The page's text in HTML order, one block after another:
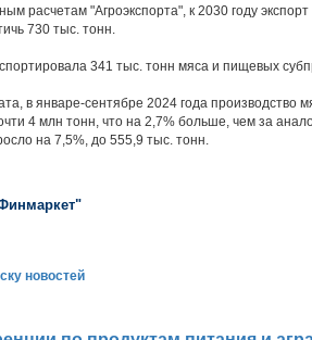
расчетам "Агроэкспорта", к 2030 году
730 тыс. тонн.
341 тыс. тонн мяса и пищевых
в январе-сентябре 2024 года производство
4 млн тонн, что на 2,7% больше, чем за
на 7,5%, до 555,9 тыс. тонн.
новостей